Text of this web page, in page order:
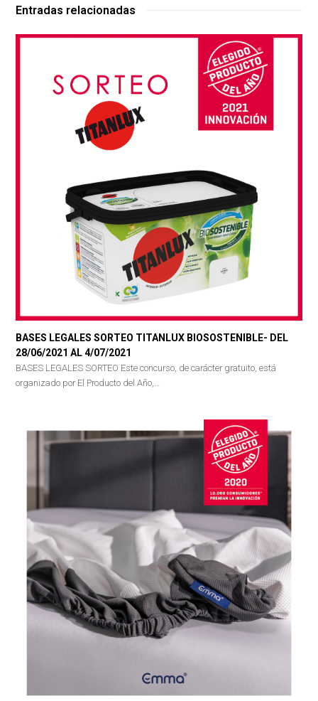
Entradas relacionadas
BASES LEGALES SORTEO TITANLUX BIOSOSTENIBLE- DEL
28/06/2021 AL 4/07/2021
BASES LEGALES SORTEO Este concurso, de carácter gratuito, está
organizado por El Producto del Año,…